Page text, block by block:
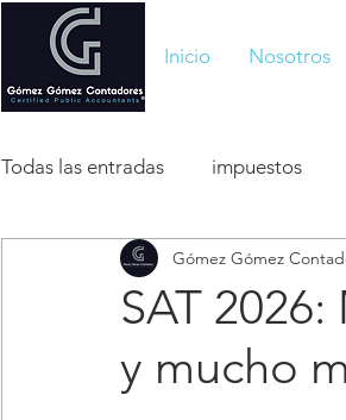
Inicio Nosotros
Todas las entradas impuestos
sociedades mercantiles
SAT
y mucho
Gómez Gómez